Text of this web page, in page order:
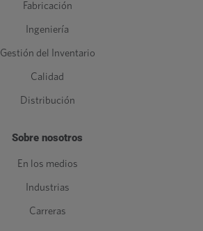
Fabricación
Ingeniería
Gestión del Inventario
Calidad
Distribución
Sobre nosotros
En los medios
Industrias
Carreras